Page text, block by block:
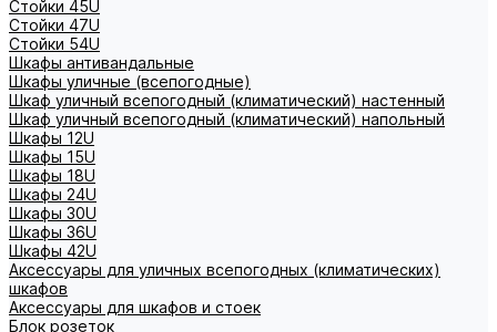
Стойки 45U
Стойки 47U
Стойки 54U
Шкафы антивандальные
Шкафы уличные (всепогодные)
Шкаф уличный всепогодный (климатический) настенный
Шкаф уличный всепогодный (климатический) напольный
Шкафы 12U
Шкафы 15U
Шкафы 18U
Шкафы 24U
Шкафы 30U
Шкафы 36U
Шкафы 42U
Аксессуары для уличных всепогодных (климатических)
шкафов
Аксессуары для шкафов и стоек
Блок розеток